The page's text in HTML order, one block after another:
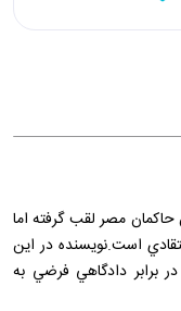
کتاب «در برابر تخت»هرچند گفتگويي انتقادي بين حاکمان مصر لقب گرفته اما
است.نويسنده در اين
برابر دادگاهي فرضي به
داوري منافع ملي کشور